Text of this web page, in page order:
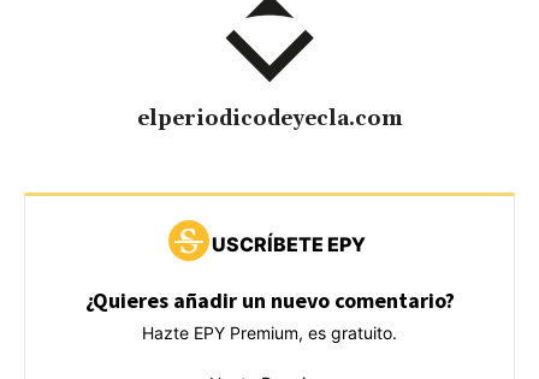
elperiodicodeyecla.com
USCRÍBETE EPY
¿Quieres añadir un nuevo comentario?
Hazte EPY Premium, es gratuito.